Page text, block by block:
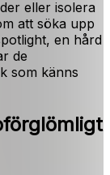
eller isolera
att söka upp
en hård
de
som känns